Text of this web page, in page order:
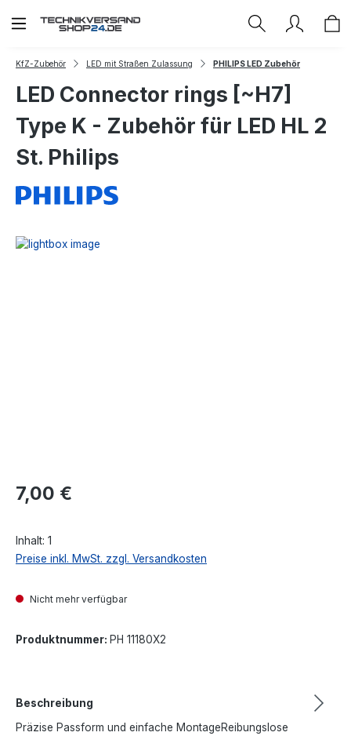
Zum Hauptinhalt springen
KfZ-Zubehör LED mit Straßen Zulassung PHILIPS LED Zubehör
LED Connector rings [~H7]
Type K - Zubehör für LED HL 2
St. Philips
Regulärer Preis:
7,00 €
Inhalt: 1
Preise inkl. MwSt. zzgl. Versandkosten
Nicht mehr verfügbar
Produktnummer: PH 11180X2
Beschreibung
Präzise Passform und einfache MontageReibungslose